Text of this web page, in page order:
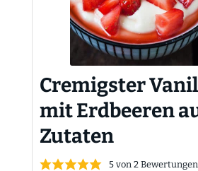
Cremigster
mit Erdbeeren
Zutaten
5von 2Bewertungen